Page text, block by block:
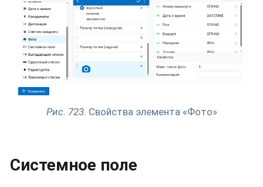
Рис. 723. Свойства элемента «Фото»
Системное поле